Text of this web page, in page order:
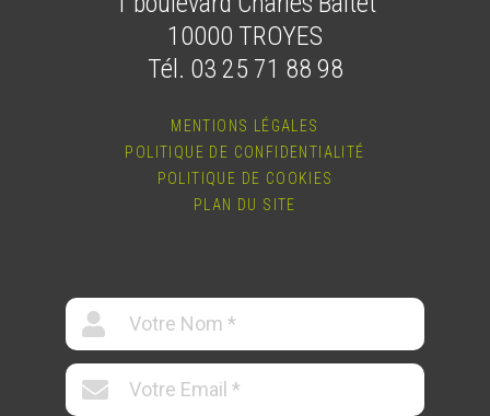
10000 TROYES
Tél. 03 25 71 88 98
MENTIONS LÉGALES
POLITIQUE DE CONFIDENTIALITÉ
POLITIQUE DE COOKIES
PLAN DU SITE